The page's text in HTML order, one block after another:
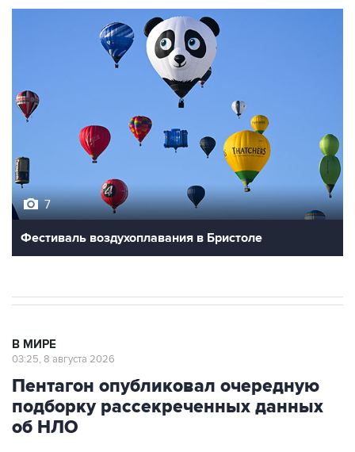
7
Фестиваль воздухоплавания в Бристоле
В МИРЕ
03:25, 8 августа 2026
Пентагон опубликовал очередную
подборку рассекреченных данных
об НЛО